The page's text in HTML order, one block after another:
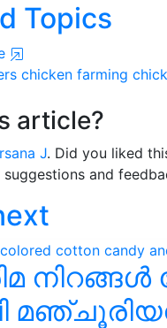
Topics
chicken farming
article?
J. Did you liked
suggestions and
നിറങ്ങൾ